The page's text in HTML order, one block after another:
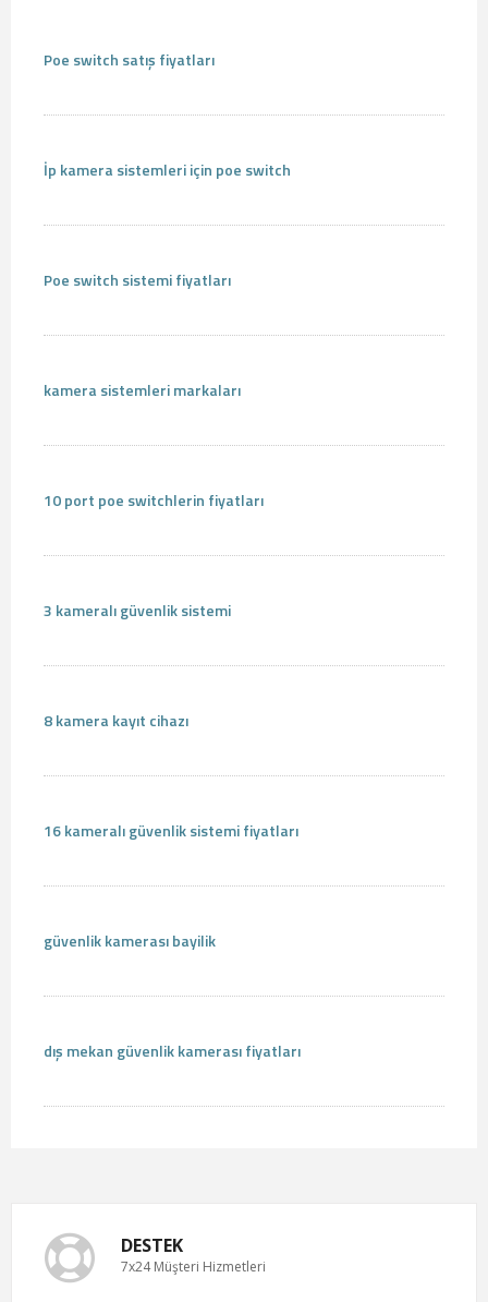
Poe switch satış fiyatları
İp kamera sistemleri için poe switch
Poe switch sistemi fiyatları
kamera sistemleri markaları
10 port poe switchlerin fiyatları
3 kameralı güvenlik sistemi
8 kamera kayıt cihazı
16 kameralı güvenlik sistemi fiyatları
güvenlik kamerası bayilik
dış mekan güvenlik kamerası fiyatları
DESTEK
7x24 Müşteri Hizmetleri